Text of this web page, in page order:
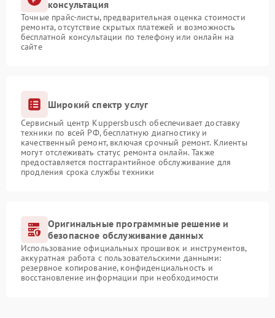
консультация
Точные прайс-листы, предварительная оценка стоимости
ремонта, отсутствие скрытых платежей и возможность
бесплатной консультации по телефону или онлайн на
сайте
Широкий спектр услуг
Сервисный центр Kuppersbusch обеспечивает доставку
техники по всей РФ, бесплатную диагностику и
качественный ремонт, включая срочный ремонт. Клиенты
могут отслеживать статус ремонта онлайн. Также
предоставляется постгарантийное обслуживание для
продления срока службы техники
Оригинальные программные решение и
безопасное обслуживание данных
Использование официальных прошивок и инструментов,
аккуратная работа с пользовательскими данными:
резервное копирование, конфиденциальность и
восстановление информации при необходимости